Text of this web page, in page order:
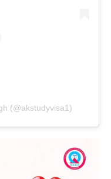
(@akstudyvisa1)